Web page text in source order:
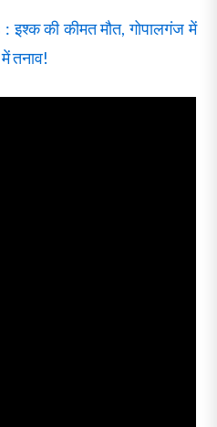
इश्क की कीमत मौत, गोपालगंज में
तनाव!